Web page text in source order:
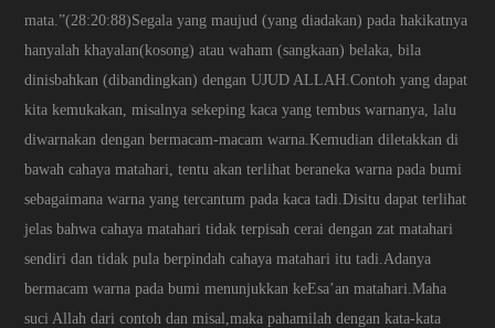
mata.”(28:20:88)Segala yang maujud (yang diadakan) pada hakikatnya
hanyalah khayalan(kosong) atau waham (sangkaan) belaka, bila
dinisbahkan (dibandingkan) dengan UJUD ALLAH.Contoh yang dapat
kita kemukakan, misalnya sekeping kaca yang tembus warnanya, lalu
diwarnakan dengan bermacam-macam warna.Kemudian diletakkan di
bawah cahaya matahari, tentu akan terlihat beraneka warna pada bumi
sebagaimana warna yang tercantum pada kaca tadi.Disitu dapat terlihat
jelas bahwa cahaya matahari tidak terpisah cerai dengan zat matahari
sendiri dan tidak pula berpindah cahaya matahari itu tadi.Adanya
bermacam warna pada bumi menunjukkan keEsa’an matahari.Maha
suci Allah dari contoh dan misal,maka pahamilah dengan kata-kata